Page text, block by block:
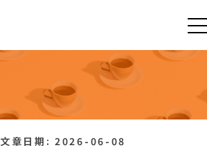
文章日期:2026-06-08